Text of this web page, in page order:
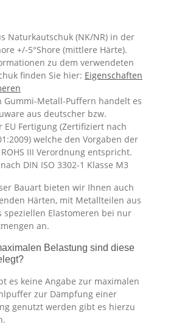
Naturkautschuk (NK/NR) in der
+/-5°Shore (mittlere Härte).
zu dem verwendeten
finden Sie hier: Eigenschaften
Gummi-Metall-Puffern handelt es
aus deutscher bzw.
Fertigung (Zertifiziert nach
welche den Vorgaben der
ROHS III Verordnung entspricht.
DIN ISO 3302-1 Klasse M3
Bauart bieten wir Ihnen auch
Härten, mit Metallteilen aus
speziellen Elastomeren bei nur
an.
Belastung sind diese
es keine Angabe zur maximalen
zur Dämpfung einer
genutzt werden gibt es hierzu